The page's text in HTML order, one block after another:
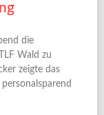
die
Wald zu
zeigte das